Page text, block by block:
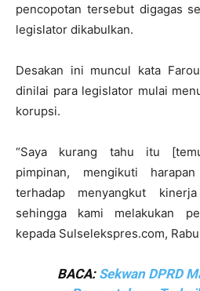
pencopotan tersebut digagas
legislator dikabulkan.
Desakan ini muncul kata
dinilai para legislator mulai
korupsi.
“Saya kurang tahu itu
pimpinan, mengikuti
terhadap menyangkut
sehingga kami melakukan
kepada Sulselekspres.com,
BACA: Sekwan DPRD